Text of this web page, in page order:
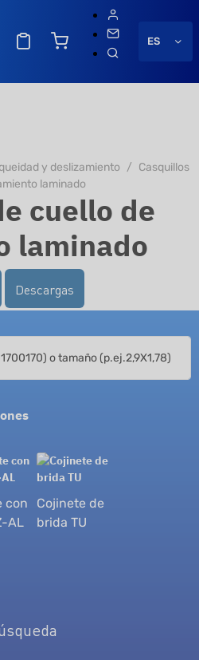
ES
y deslizamiento
Casquillos
laminado
cuello de
laminado
Descargas
con
AL
Cojinete de
brida TU